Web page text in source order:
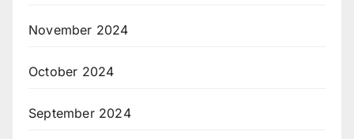
November 2024
October 2024
September 2024